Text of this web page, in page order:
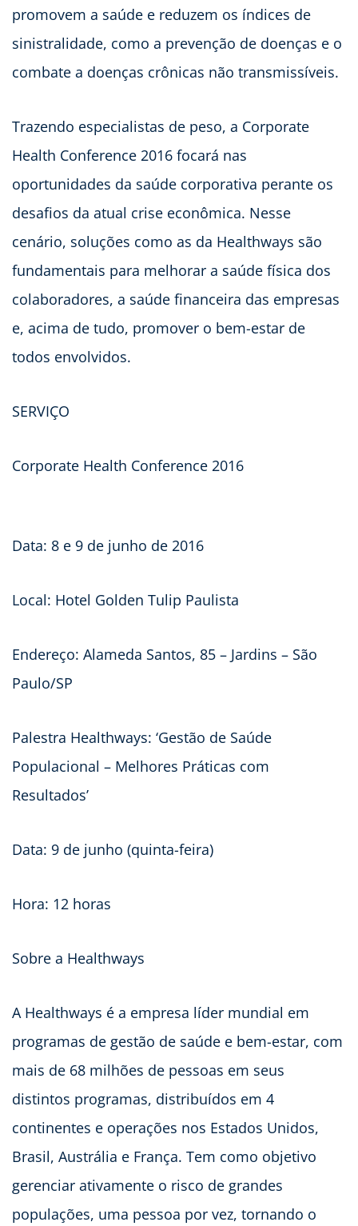
promovem a saúde e reduzem os índices de
sinistralidade, como a prevenção de doenças e o
combate a doenças crônicas não transmissíveis.
Trazendo especialistas de peso, a Corporate
Health Conference 2016 focará nas
oportunidades da saúde corporativa perante os
desafios da atual crise econômica. Nesse
cenário, soluções como as da Healthways são
fundamentais para melhorar a saúde física dos
colaboradores, a saúde financeira das empresas
e, acima de tudo, promover o bem-estar de
todos envolvidos.
SERVIÇO
Corporate Health Conference 2016
Data: 8 e 9 de junho de 2016
Local: Hotel Golden Tulip Paulista
Endereço: Alameda Santos, 85 – Jardins – São
Paulo/SP
Palestra Healthways: ‘Gestão de Saúde
Populacional – Melhores Práticas com
Resultados’
Data: 9 de junho (quinta-feira)
Hora: 12 horas
Sobre a Healthways
A Healthways é a empresa líder mundial em
programas de gestão de saúde e bem-estar, com
mais de 68 milhões de pessoas em seus
distintos programas, distribuídos em 4
continentes e operações nos Estados Unidos,
Brasil, Austrália e França. Tem como objetivo
gerenciar ativamente o risco de grandes
populações, uma pessoa por vez, tornando o